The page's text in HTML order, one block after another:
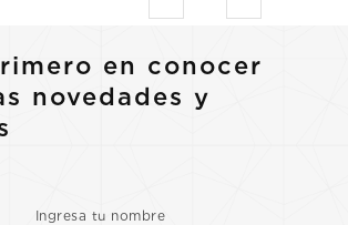
en conocer
novedades y
Ingresa tu nombre